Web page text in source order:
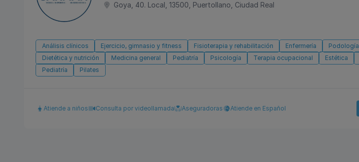
Goya, 40. Local, 13500, Puertollano, Ciudad Real
Análisis clínicos Ejercicio, gimnasio y fitness Fisioterapia y rehabilitación Enfermería Podología
Dietética y nutrición
Medicina general Pediatría Psicología Terapia ocupacional Estética
Pediatría
Pilates
Atiende a niños Consulta por videollamada Aseguradoras Atiende en Español